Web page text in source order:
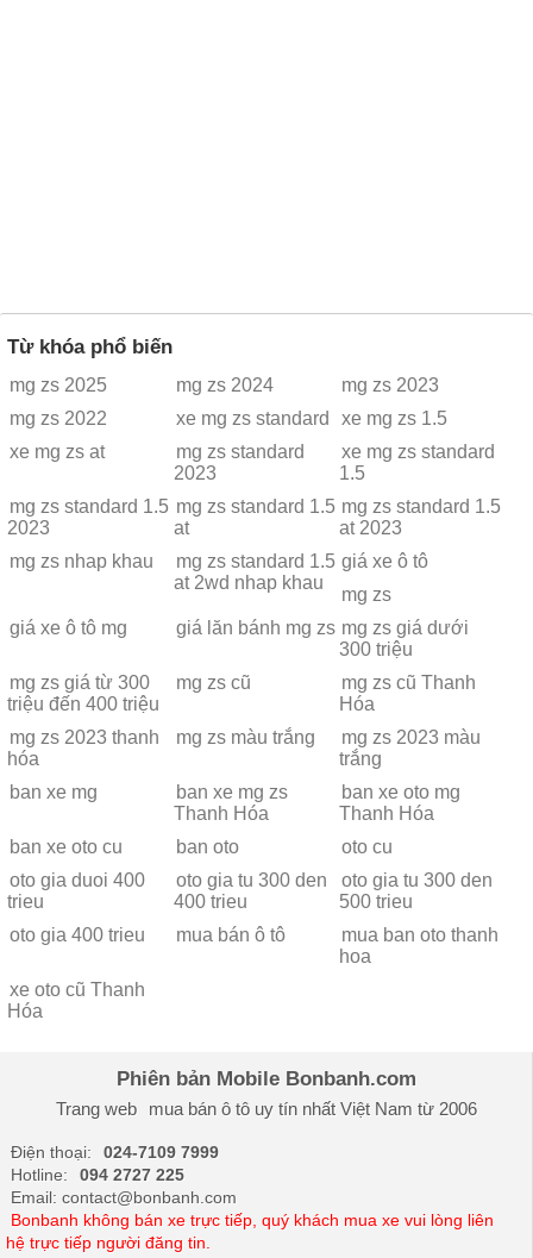
Từ khóa phổ biến
mg zs 2025 mg zs 2024
mg zs 2023
mg zs 2022
xe mg zs standard
xe mg zs 1.5
xe mg zs at
mg zs standard
2023
xe mg zs standard
1.5
mg zs standard 1.5
2023
mg zs standard 1.5
at
mg zs standard 1.5
at 2023
mg zs nhap khau
mg zs standard 1.5
at 2wd nhap khau
giá xe ô tô
mg zs
giá xe ô tô mg
giá lăn bánh mg zs mg zs giá dưới
300 triệu
mg zs giá từ 300
triệu đến 400 triệu
mg zs cũ
mg zs cũ Thanh
Hóa
mg zs 2023 thanh
hóa
mg zs màu trắng
mg zs 2023 màu
trắng
ban xe mg
ban xe mg zs
Thanh Hóa
ban xe oto mg
Thanh Hóa
ban xe oto cu
ban oto
oto cu
oto gia duoi 400
trieu
oto gia tu 300 den
400 trieu
oto gia tu 300 den
500 trieu
oto gia 400 trieu
mua bán ô tô
mua ban oto thanh
hoa
xe oto cũ Thanh
Hóa
Phiên bản Mobile Bonbanh.com
Trang web mua bán ô tôuy tín nhất Việt Nam từ 2006
Điện thoại:
024-7109 7999
Hotline:
094 2727 225
Email: contact@bonbanh.com
Bonbanh không bán xe trực tiếp, quý khách mua xe vui lòng liên
hệ trực tiếp người đăng tin.